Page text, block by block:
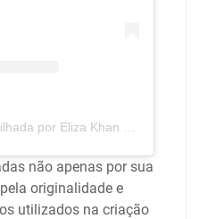
não apenas por sua
originalidade e
utilizados na criação